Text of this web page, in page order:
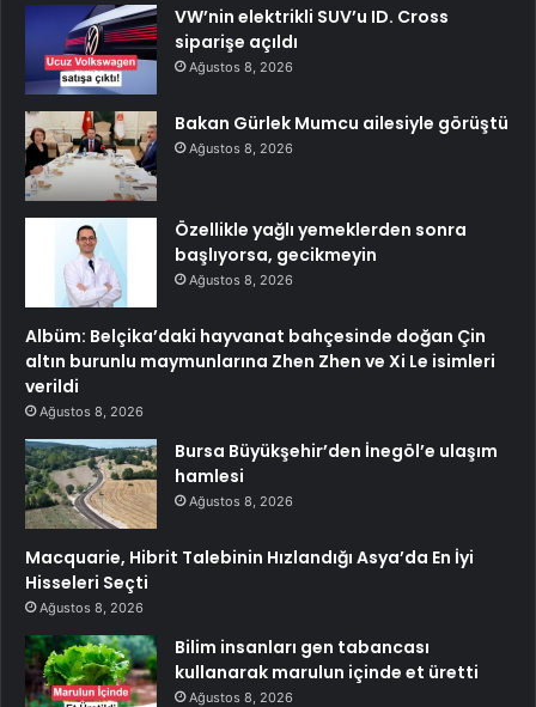
VW’nin elektrikli SUV’u ID. Cross
siparişe açıldı
Ağustos 8, 2026
Bakan Gürlek Mumcu ailesiyle görüştü
Ağustos 8, 2026
Özellikle yağlı yemeklerden sonra
başlıyorsa, gecikmeyin
Ağustos 8, 2026
Albüm: Belçika’daki hayvanat bahçesinde doğan Çin
altın burunlu maymunlarına Zhen Zhen ve Xi Le isimleri
verildi
Ağustos 8, 2026
Bursa Büyükşehir’den İnegöl’e ulaşım
hamlesi
Ağustos 8, 2026
Macquarie, Hibrit Talebinin Hızlandığı Asya’da En İyi
Hisseleri Seçti
Ağustos 8, 2026
Bilim insanları gen tabancası
kullanarak marulun içinde et üretti
Ağustos 8, 2026